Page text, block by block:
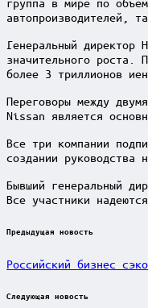
автопроизводителей,
Генеральный директор
значительного роста.
более 3 триллионов иен.
Переговоры между
Nissan является
Все три компании
создании руководства
Бывший генеральный
Все участники
Post
Предыдущая новость
Российский бизнес
Следующая новость